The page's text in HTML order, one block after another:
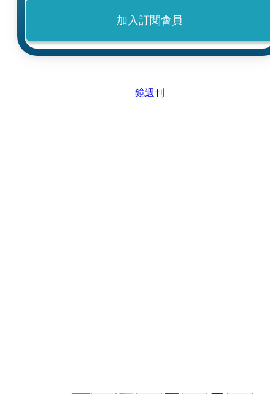
加入訂閱會員
鏡週刊